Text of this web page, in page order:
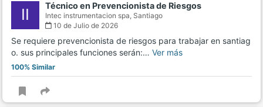
II Técnico en Prevencionista de Riesgos
Intec instrumentacion spa, Santiago
10 de Julio de 2026
Se requiere prevencionista de riesgos para trabajar en santiag
o. sus principales funciones serán:… Ver más
100% Similar